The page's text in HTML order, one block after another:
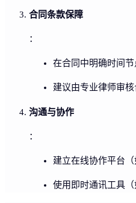
合同条款保障
：
在合同中明确时间
建议由专业律师审核
沟通与协作
：
建立在线协作平台
使用即时通讯工具